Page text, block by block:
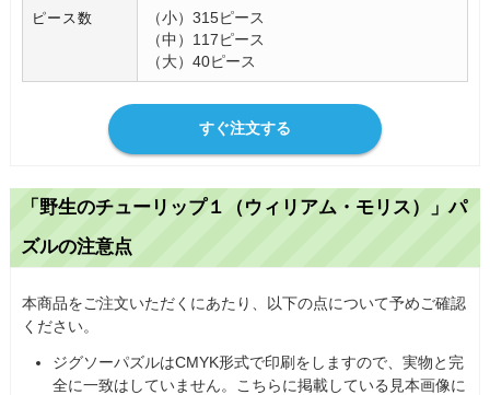
ピース数
（小）315ピース
（中）117ピース
（大）40ピース
すぐ注文する
「野生のチューリップ１（ウィリアム・モリス）」パ
ズルの注意点
本商品をご注文いただくにあたり、以下の点について予めご確認
ください。
ジグソーパズルはCMYK形式で印刷をしますので、実物と完
全に一致はしていません。こちらに掲載している見本画像に